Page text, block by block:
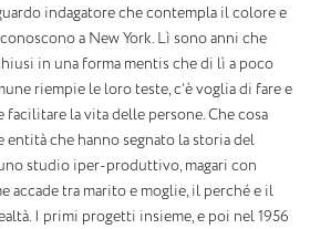
indagatore che contempla il colore e
a New York. Lì sono anni che
in una forma mentis che di lì a poco
riempie le loro teste, c’è voglia di fare e
la vita delle persone. Che cosa
entità che hanno segnato la storia del
studio iper-produttivo, magari con
accade tra marito e moglie, il perché e il
I primi progetti insieme, e poi nel 1956